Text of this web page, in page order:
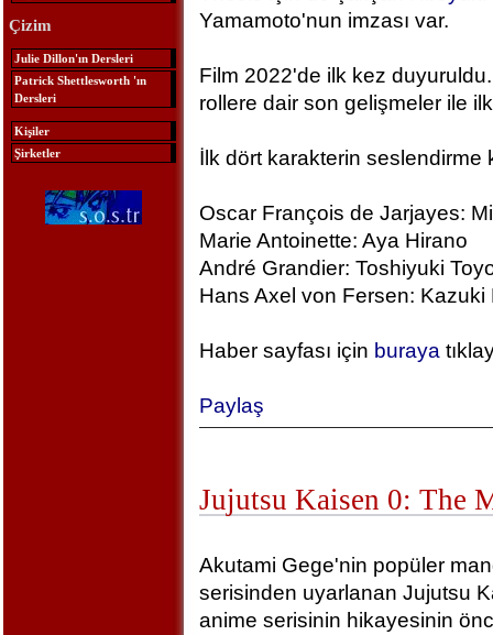
Çizim
Julie Dillon'ın Dersleri
Patrick Shettlesworth 'ın
Dersleri
Kişiler
Şirketler
Yamamoto'nun imzası var.
Film 2022'de ilk kez
rollere dair son gelişmeler ile ilk
İlk dört karakterin seslendirme
Oscar François de Jarjayes:
Marie Antoinette: Aya Hirano
André Grandier: Toshiyuki
Hans Axel von Fersen: Kazuki
Haber sayfası için buraya
Paylaş
Jujutsu Kaisen 0: The
Akutami Gege'nin popüler
serisinden uyarlanan Jujutsu
anime serisinin hikayesinin